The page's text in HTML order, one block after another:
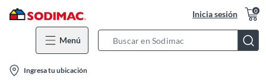
Inicia sesión 0
Menú
Bar
location-
icon
Ingresa tu ubicación